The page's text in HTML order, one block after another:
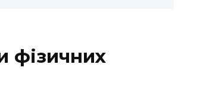
фізичних